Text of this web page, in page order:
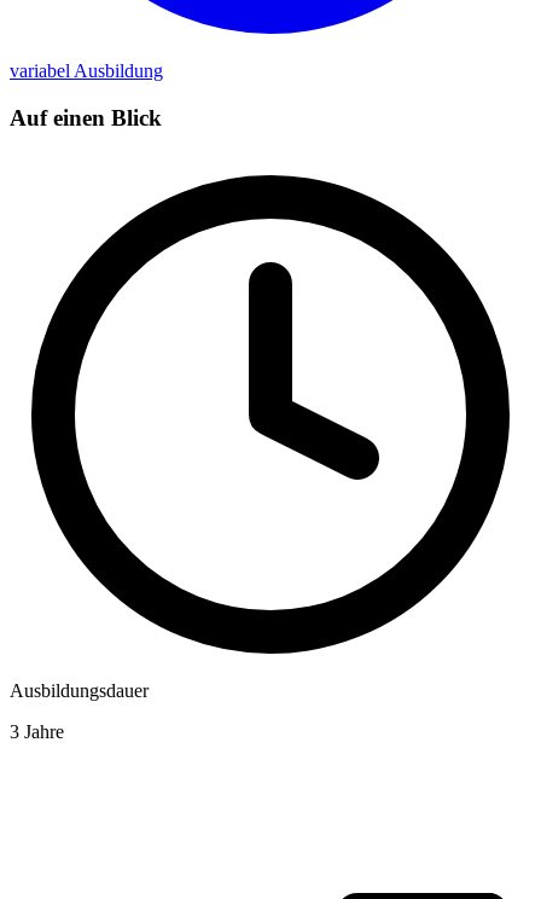
variabel Ausbildung
Auf einen Blick
Ausbildungsdauer
3 Jahre